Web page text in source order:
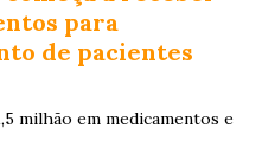
para
de pacientes
milhão em medicamentos e